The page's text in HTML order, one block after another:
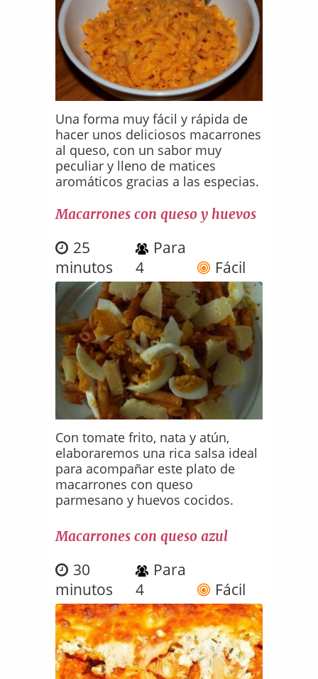
Una forma muy fácil y rápida de
hacer unos deliciosos macarrones
al queso, con un sabor muy
peculiar y lleno de matices
aromáticos gracias a las especias.
Macarrones con queso y huevos
25
minutos
Para
4
Fácil
Con tomate frito, nata y atún,
elaboraremos una rica salsa ideal
para acompañar este plato de
macarrones con queso
parmesano y huevos cocidos.
Macarrones con queso azul
30
minutos
Para
4
Fácil